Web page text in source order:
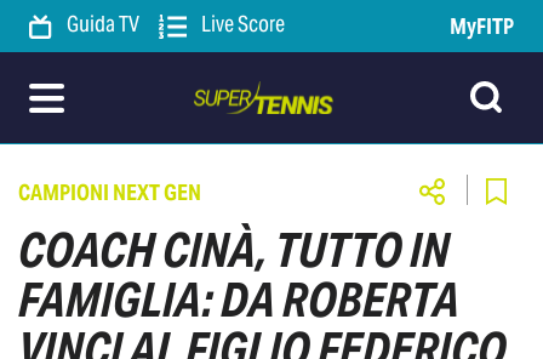
Guida TV Live Score MyFITP
CAMPIONI NEXT GEN
COACH CINÀ, TUTTO IN
FAMIGLIA: DA ROBERTA